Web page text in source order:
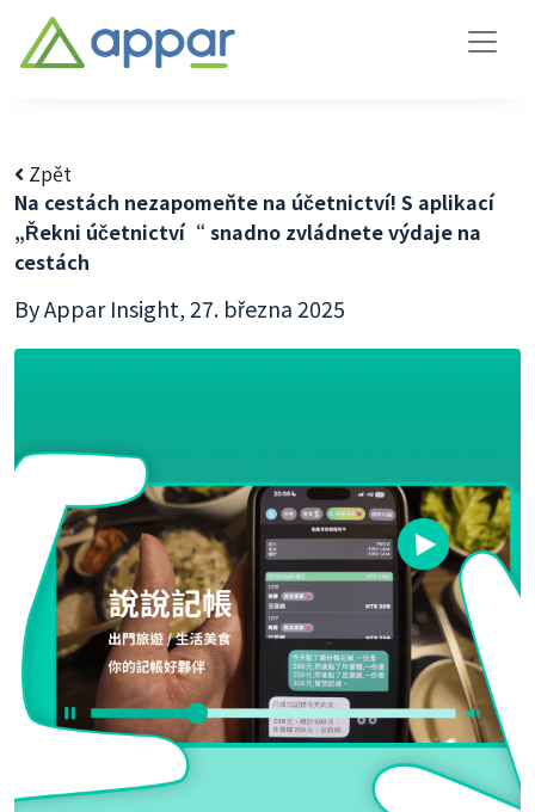
Zpět
Na cestách nezapomeňte na účetnictví! S aplikací
„Řekni účetnictví“ snadno zvládnete výdaje na
cestách
By Appar Insight, 27. března 2025